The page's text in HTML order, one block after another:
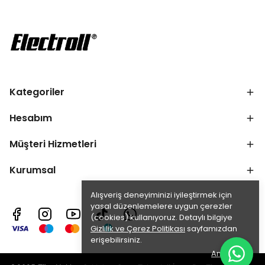
Alışveriş deneyiminizi iyileştirmek için
yasal düzenlemelere uygun çerezler
(cookies) kullanıyoruz. Detaylı bilgiye
Gizlilik ve Çerez Politikası sayfamızdan
erişebilirsiniz.
Anladım
Kategoriler
Hesabım
Müşteri Hizmetleri
Kurumsal